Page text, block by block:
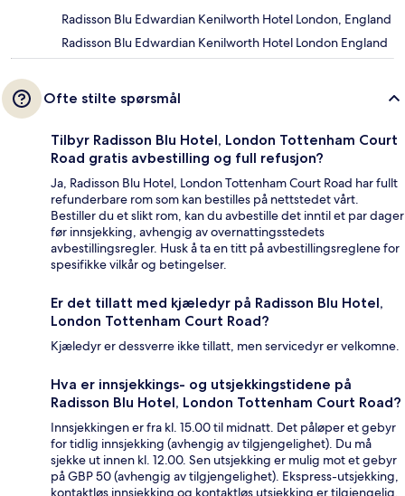
Radisson Blu Edwardian Kenilworth Hotel London, England
Radisson Blu Edwardian Kenilworth Hotel London England
Ofte stilte spørsmål
Tilbyr Radisson Blu Hotel, London Tottenham Court
Road gratis avbestilling og full refusjon?
Ja, Radisson Blu Hotel, London Tottenham Court Road har fullt
refunderbare rom som kan bestilles på nettstedet vårt.
Bestiller du et slikt rom, kan du avbestille det inntil et par dager
før innsjekking, avhengig av overnattingsstedets
avbestillingsregler. Husk å ta en titt på avbestillingsreglene for
spesifikke vilkår og betingelser.
Er det tillatt med kjæledyr på Radisson Blu Hotel,
London Tottenham Court Road?
Kjæledyr er dessverre ikke tillatt, men servicedyr er velkomne.
Hva er innsjekkings- og utsjekkingstidene på
Radisson Blu Hotel, London Tottenham Court Road?
Innsjekkingen er fra kl. 15.00 til midnatt. Det påløper et gebyr
for tidlig innsjekking (avhengig av tilgjengelighet). Du må
sjekke ut innen kl. 12.00. Sen utsjekking er mulig mot et gebyr
på GBP 50 (avhengig av tilgjengelighet). Ekspress-utsjekking,
kontaktløs innsjekking og kontaktløs utsjekking er tilgjengelig.